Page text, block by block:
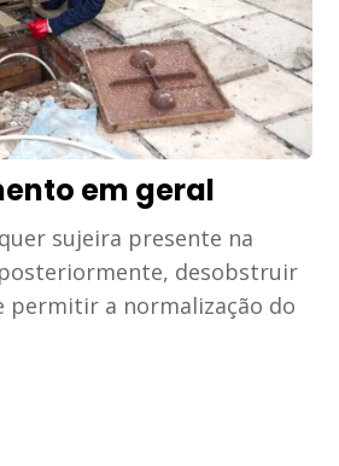
em geral
sujeira presente na
desobstruir
permitir a normalização do